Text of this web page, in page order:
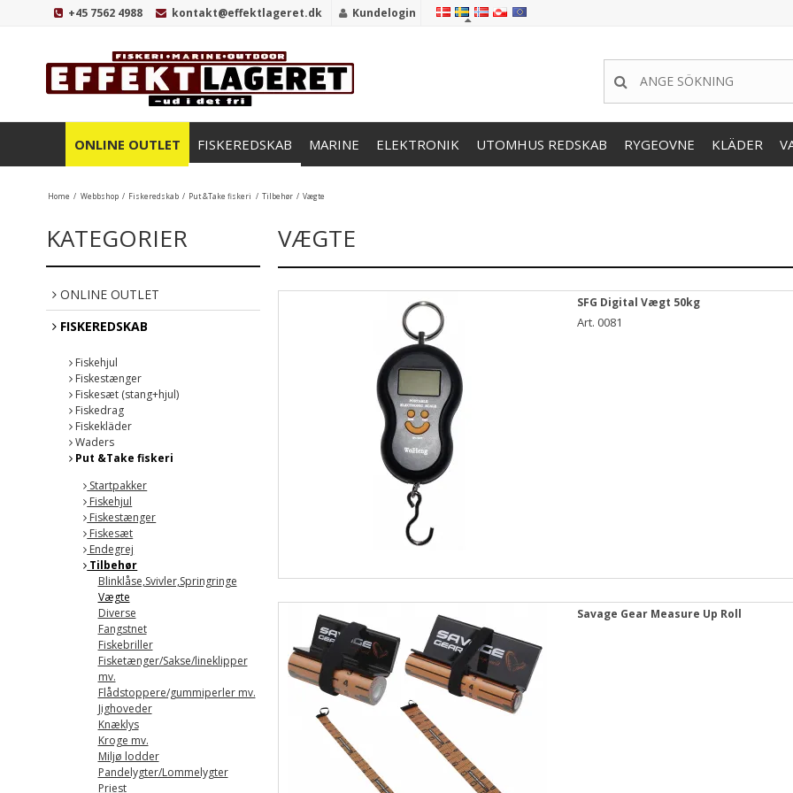
+45 7562 4988 kontakt@effektlageret.dk Kundelogin
ONLINE OUTLET FISKEREDSKAB MARINE ELEKTRONIK UTOMHUS REDSKAB RYGEOVNE KLÄDER
Home / Webbshop / Fiskeredskab / Put &Take fiskeri / Tilbehør / Vægte
KATEGORIER
ONLINE OUTLET
FISKEREDSKAB
Fiskehjul
Fiskestænger
Fiskesæt (stang+hjul)
Fiskedrag
Fiskekläder
Waders
Put &Take fiskeri
Startpakker
Fiskehjul
Fiskestænger
Fiskesæt
Endegrej
Tilbehør
Blinklåse,Svivler,Springringe
Vægte
Diverse
Fangstnet
Fiskebriller
Fisketænger/Sakse/lineklipper
mv.
Flådstoppere/gummiperler mv.
Jighoveder
Knæklys
Kroge mv.
Miljø lodder
Pandelygter/Lommelygter
Priest
VÆGTE
SFG Digital Vægt 50kg
Art. 0081
Savage Gear Measure Up Roll